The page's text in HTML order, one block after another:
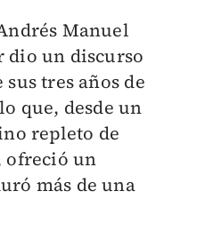
Manuel
dio un discurso
tres años de
que, desde un
repleto de
ofreció un
más de una